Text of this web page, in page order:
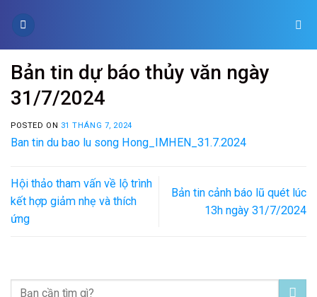
Bản tin dự báo thủy văn ngày
31/7/2024
POSTED ON 31 THÁNG 7, 2024
Ban tin du bao lu song Hong_IMHEN_31.7.2024
Hội thảo tham vấn về lộ trình
kết hợp giảm nhẹ và thích
ứng
Bản tin cảnh báo lũ quét lúc
13h ngày 31/7/2024